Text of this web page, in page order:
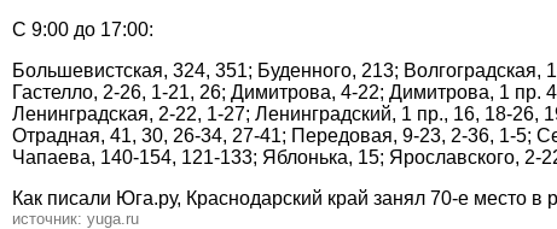
С 9:00 до 17:00:
Большевистская, 324, 351; Буденного, 213;
Гастелло, 2-26, 1-21, 26; Димитрова, 4-22; Димитрова, 1
Ленинградская, 2-22, 1-27; Ленинградский, 1 пр., 16, 18-
Отрадная, 41, 30, 26-34, 27-41; Передовая, 9-23, 2-36, 1-5;
Чапаева, 140-154, 121-133; Яблонька, 15; Ярославского, 2-
Как писали Юга.ру, Краснодарский край занял 70-е место в
источник: yuga.ru